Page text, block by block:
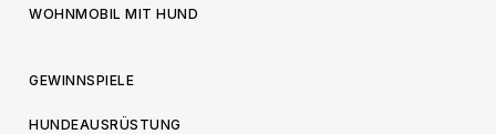
WOHNMOBIL MIT HUND
GEWINNSPIELE
HUNDEAUSRÜSTUNG